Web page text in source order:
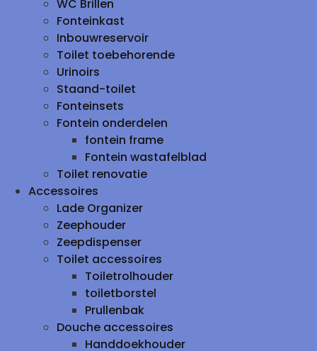
WC Brillen
Fonteinkast
Inbouwreservoir
Toilet toebehorende
Urinoirs
Staand-toilet
Fonteinsets
Fontein onderdelen
fontein frame
Fontein wastafelblad
Toilet renovatie
Accessoires
Lade Organizer
Zeephouder
Zeepdispenser
Toilet accessoires
Toiletrolhouder
toiletborstel
Prullenbak
Douche accessoires
Handdoekhouder